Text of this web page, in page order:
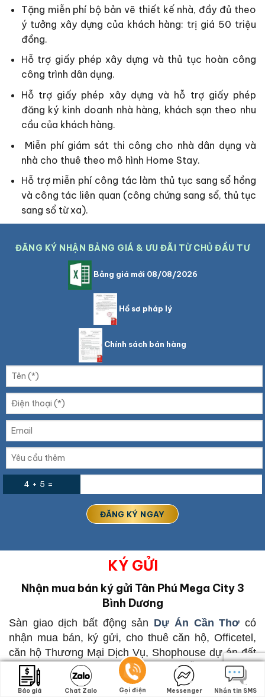
Tặng miễn phí bộ bản vẽ thiết kế nhà, đầy đủ theo
ý tưởng xây dựng của khách hàng: trị giá 50 triệu
đồng.
Hỗ trợ giấy phép xây dựng và thủ tục hoàn công
công trình dân dụng.
Hỗ trợ giấy phép xây dựng và hỗ trợ giấy phép
đăng ký kinh doanh nhà hàng, khách sạn theo nhu
cầu của khách hàng.
Miễn phí giám sát thi công cho nhà dân dụng và
nhà cho thuê theo mô hình Home Stay.
Hỗ trợ miễn phí công tác làm thủ tục sang sổ hồng
và công tác liên quan (công chứng sang sổ, thủ tục
sang sổ từ xa).
ĐĂNG KÝ NHẬN BẢNG GIÁ & ƯU ĐÃI TỪ CHỦ ĐẦU TƯ
Bảng giá mới 08/08/2026
Hồ sơ pháp lý
Chính sách bán hàng
4 + 5 =
KÝ GỬI
Nhận mua bán ký gửi Tân Phú Mega City 3
Bình Dương
Sàn giao dịch bất động sản Dự Án Cần Thơ có
nhận mua bán, ký gửi, cho thuê căn hộ, Officetel,
căn hộ Thương Mại Dịch Vụ, Shophouse dự án đất
nền châu đốc. Quý Khách hàng cần hỗ trợ thông tin
về mua bán, ký gửi, cho thuê
Tân Phú Mega City 3
Báo giá Chat Zalo Gọi điện Messenger Nhắn tin SMS
Báo giá Chat Zalo Gọi điện Messenger Nhắn tin SMS